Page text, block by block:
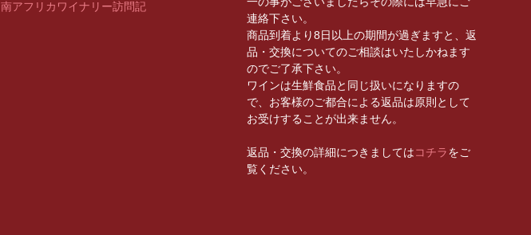
南アフリカワイナリー訪問記
連絡下さい。
商品到着より8日以上の期間が過ぎますと、返
品・交換についてのご相談はいたしかねます
のでご了承下さい。
ワインは生鮮食品と同じ扱いになりますの
で、お客様のご都合による返品は原則として
お受けすることが出来ません。
返品・交換の詳細につきましてはコチラをご
覧ください。